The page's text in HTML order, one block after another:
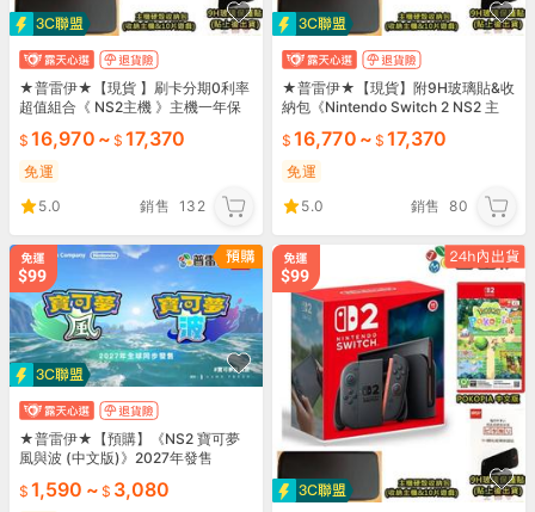
★普雷伊★【現貨 】刷卡分期0利率
超值組合《 NS2主機 》主機一年保
16,970 ~ 17,370
免運
5.0
銷售 132
★普雷伊★【現貨】附9H玻璃貼&收
納包《Nintendo Switch 2 NS2 主
16,770 ~ 17,370
免運
5.0
銷售 80
★普雷伊★【預購】《NS2 寶可夢
風與波 (中文版)》2027年發售
1,590 ~ 3,080